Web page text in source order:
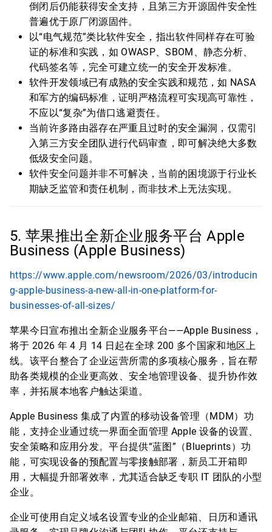
倒闭后仍能获得安全支持，且第三方开源固件安全性
普遍优于原厂闭源固件。
以“电气规范”类比软件安全，指出软件同样存在可验
证的标准和实践，如 OWASP、SBOM、静态分析、
代码签名等，完全可建立统一的安全开发标准。
软件开发领域已有成熟的安全实践和规范，如 NASA
和军方的编码标准，证明严格流程可实现高可靠性，
不应以“复杂”为借口逃避责任。
当前许多路由器存在严重且过时的安全漏洞，仅需引
入第三方安全团队进行代码审查，即可解决绝大多数
低级安全问题。
软件安全问题并非不可解决，当前的困境源于行业长
期缺乏监管和责任机制，而非技术上无法实现。
5. 苹果推出全新企业服务平台 Apple
Business (Apple Business)
https://www.apple.com/newsroom/2026/03/introducin
g-apple-business-a-new-all-in-one-platform-for-
businesses-of-all-sizes/
苹果今日宣布推出全新企业服务平台——Apple Business，
将于 2026 年 4 月 14 日起在全球 200 多个国家和地区上
线。该平台整合了企业运营所需的多项核心服务，旨在帮
助各类规模的企业更高效、安全地管理设备、提升协作效
率，并拓展本地客户触达渠道。
Apple Business 集成了内置的移动设备管理（MDM）功
能，支持企业通过统一界面全面管理 Apple 设备的设置、
安全策略和应用分发。平台提供“蓝图”（Blueprints）功
能，可实现设备的预配置与零接触部署，新员工开箱即
用，大幅提升部署效率，尤其适合缺乏专职 IT 团队的小型
企业。
企业可使用自定义域名设置专业的企业邮箱、日历和通讯